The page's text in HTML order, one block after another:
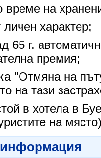
време на
личен характер;
65 г.
премия;
"Отмяна на
на тази
в хотела в
на място)